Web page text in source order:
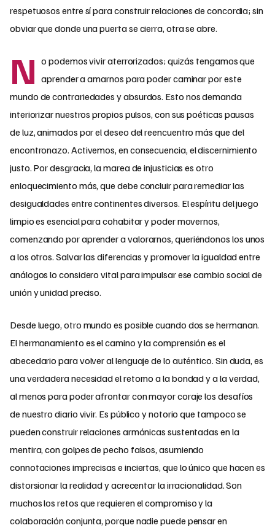
respetuosos entre sí para construir relaciones de concordia; sin
obviar que donde una puerta se cierra, otra se abre.
N o podemos vivir aterrorizados; quizás tengamos que
aprender a amarnos para poder caminar por este
mundo de contrariedades y absurdos. Esto nos demanda
interiorizar nuestros propios pulsos, con sus poéticas pausas
de luz, animados por el deseo del reencuentro más que del
encontronazo. Activemos, en consecuencia, el discernimiento
justo. Por desgracia, la marea de injusticias es otro
enloquecimiento más, que debe concluir para remediar las
desigualdades entre continentes diversos. El espíritu del juego
limpio es esencial para cohabitar y podermovernos,
comenzando por aprender a valorarnos, queriéndonos los unos
a los otros. Salvar las diferencias y promover la igualdad entre
análogos lo considero vital para impulsar ese cambio social de
unión y unidad preciso.
Desde luego, otro mundo es posible cuando dos se hermanan.
El hermanamiento es el camino y la comprensión es el
abecedario para volver al lenguaje de lo auténtico. Sin duda, es
una verdadera necesidad el retorno a la bondad y a la verdad,
al menos para poder afrontar con mayor coraje los desafíos
de nuestro diario vivir. Es público y notorio que tampoco se
pueden construir relaciones armónicas sustentadas en la
mentira, con golpes de pecho falsos, asumiendo
connotaciones imprecisas e inciertas, que lo único que hacen es
distorsionar la realidad y acrecentar la irracionalidad. Son
muchos los retos que requieren el compromiso y la
colaboración conjunta, porque nadie puede pensar en